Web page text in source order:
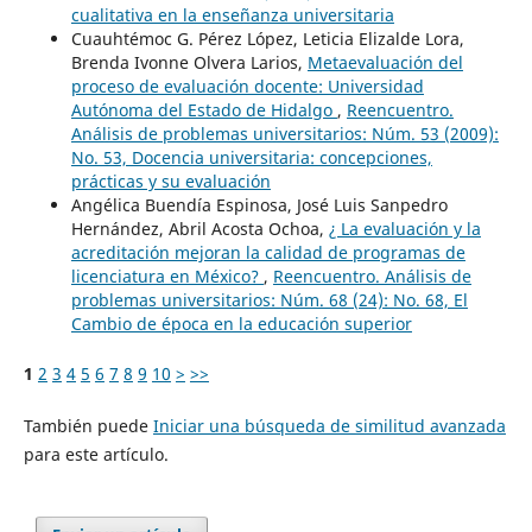
cualitativa en la enseñanza universitaria
Cuauhtémoc G. Pérez López, Leticia Elizalde Lora,
Brenda Ivonne Olvera Larios, Metaevaluación del
proceso de evaluación docente: Universidad
Autónoma del Estado de Hidalgo , Reencuentro.
Análisis de problemas universitarios: Núm. 53 (2009):
No. 53, Docencia universitaria: concepciones,
prácticas y su evaluación
Angélica Buendía Espinosa, José Luis Sanpedro
Hernández, Abril Acosta Ochoa, ¿ La evaluación y la
acreditación mejoran la calidad de programas de
licenciatura en México? , Reencuentro. Análisis de
problemas universitarios: Núm. 68 (24): No. 68, El
Cambio de época en la educación superior
1 2 3 4 5 6 7 8 9 10 > >>
También puede Iniciar una búsqueda de similitud avanzada
para este artículo.